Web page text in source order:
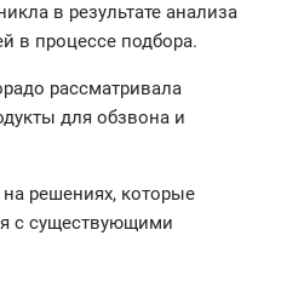
в результате анализа
в процессе подбора.
рассматривала
для обзвона и
решениях, которые
с существующими